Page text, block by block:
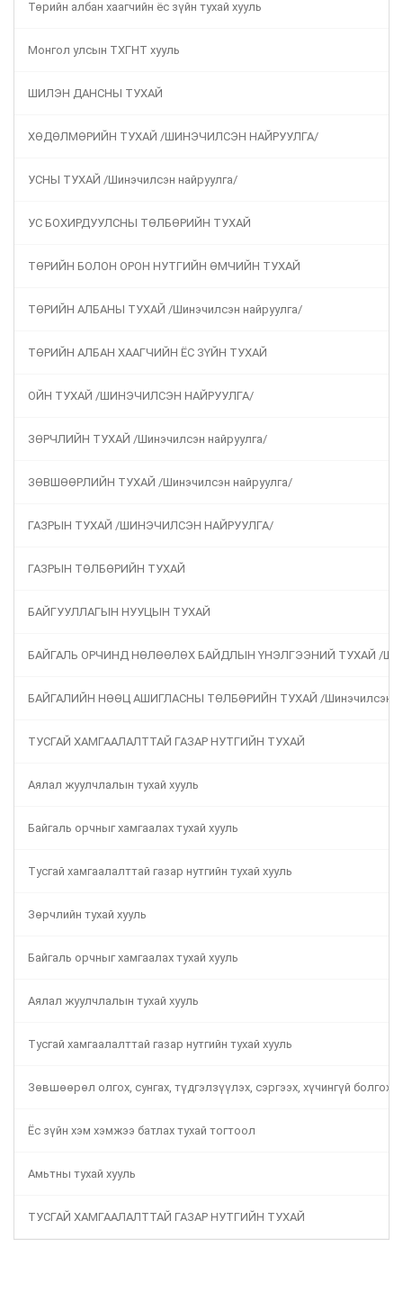
Төрийн албан хаагчийн ёс зүйн тухай хууль
Монгол улсын ТХГНТ хууль
ШИЛЭН ДАНСНЫ ТУХАЙ
ХӨДӨЛМӨРИЙН ТУХАЙ /ШИНЭЧИЛСЭН НАЙРУУЛГА/
УСНЫ ТУХАЙ /Шинэчилсэн найруулга/
УС БОХИРДУУЛСНЫ ТӨЛБӨРИЙН ТУХАЙ
ТӨРИЙН БОЛОН ОРОН НУТГИЙН ӨМЧИЙН ТУХАЙ
ТӨРИЙН АЛБАНЫ ТУХАЙ /Шинэчилсэн найруулга/
ТӨРИЙН АЛБАН ХААГЧИЙН ЁС ЗҮЙН ТУХАЙ
ОЙН ТУХАЙ /ШИНЭЧИЛСЭН НАЙРУУЛГА/
ЗӨРЧЛИЙН ТУХАЙ /Шинэчилсэн найруулга/
ЗӨВШӨӨРЛИЙН ТУХАЙ /Шинэчилсэн найруулга/
ГАЗРЫН ТУХАЙ /ШИНЭЧИЛСЭН НАЙРУУЛГА/
ГАЗРЫН ТӨЛБӨРИЙН ТУХАЙ
БАЙГУУЛЛАГЫН НУУЦЫН ТУХАЙ
БАЙГАЛЬ ОРЧИНД НӨЛӨӨЛӨХ БАЙДЛЫН ҮНЭЛГЭЭНИЙ ТУХАЙ /
БАЙГАЛИЙН НӨӨЦ АШИГЛАСНЫ ТӨЛБӨРИЙН ТУХАЙ /Шинэчилсэн
ТУСГАЙ ХАМГААЛАЛТТАЙ ГАЗАР НУТГИЙН ТУХАЙ
Аялал жуулчлалын тухай хууль
Байгаль орчныг хамгаалах тухай хууль
Тусгай хамгаалалттай газар нутгийн тухай хууль
Зөрчлийн тухай хууль
Байгаль орчныг хамгаалах тухай хууль
Аялал жуулчлалын тухай хууль
Тусгай хамгаалалттай газар нутгийн тухай хууль
Зөвшөөрөл олгох, сунгах, түдгэлзүүлэх, сэргээх, хүчингүй болгох
Ёс зүйн хэм хэмжээ батлах тухай тогтоол
Амьтны тухай хууль
ТУСГАЙ ХАМГААЛАЛТТАЙ ГАЗАР НУТГИЙН ТУХАЙ